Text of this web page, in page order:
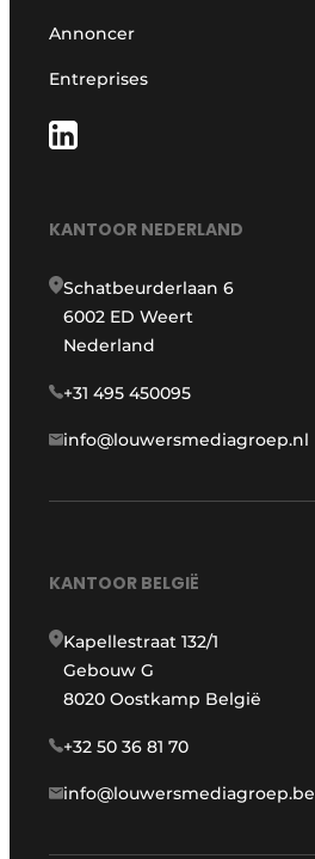
Annoncer
Entreprises
KANTOOR NEDERLAND
Schatbeurderlaan 6
6002 ED Weert
Nederland
+31 495 450095
info@louwersmediagroep.nl
KANTOOR BELGIË
Kapellestraat 132/1
Gebouw G
8020 Oostkamp België
+32 50 36 81 70
info@louwersmediagroep.be